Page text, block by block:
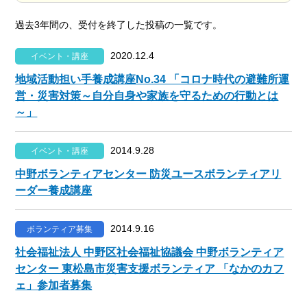
過去3年間の、受付を終了した投稿の一覧です。
イベント・講座 2020.12.4
地域活動担い手養成講座No.34 「コロナ時代の避難所運
営・災害対策～自分自身や家族を守るための行動とは
～」
イベント・講座 2014.9.28
中野ボランティアセンター 防災ユースボランティアリ
ーダー養成講座
ボランティア募集 2014.9.16
社会福祉法人 中野区社会福祉協議会 中野ボランティア
センター 東松島市災害支援ボランティア 「なかのカフ
ェ」参加者募集